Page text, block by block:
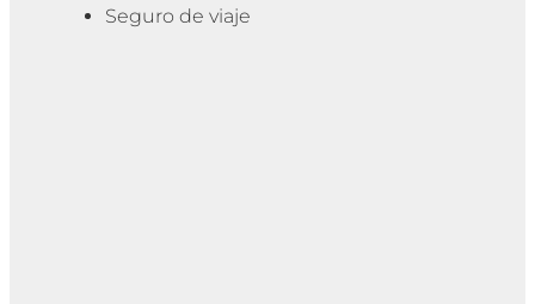
Seguro de viaje